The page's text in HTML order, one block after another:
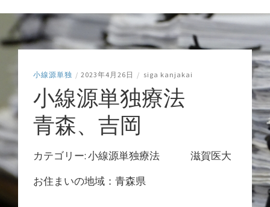
小線源単独 / 2023年4月26日 / siga kanjakai
小線源単独療法
青森、吉岡
カテゴリー: 小線源単独療法 滋賀医大
お住まいの地域：青森県